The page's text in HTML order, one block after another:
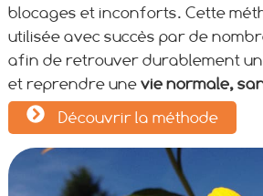
blocages et inconforts. Cette
utilisée avec succès par de
afin de retrouver durablement
et reprendre une vie normale,
Découvrir la méthode